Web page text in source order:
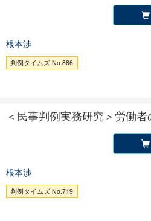
根本渉
判例タイムズ No.866
＜民事判例実務研究＞労働
根本渉
判例タイムズ No.719